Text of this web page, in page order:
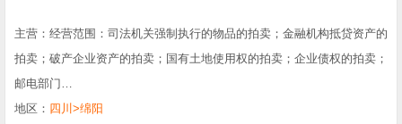
主营：经营范围：司法机关强制执行的物品的拍卖；金融机构抵贷资产的
拍卖；破产企业资产的拍卖；国有土地使用权的拍卖；企业债权的拍卖；
邮电部门…
地区： 四川>绵阳